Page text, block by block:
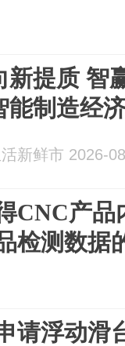
新提质
能制造经
新鲜市 2026-
CNC产品
检测数据
请浮动滑